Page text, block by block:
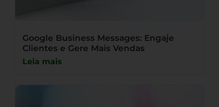
Google Business Messages: Engaje
Clientes e Gere Mais Vendas
Leia mais